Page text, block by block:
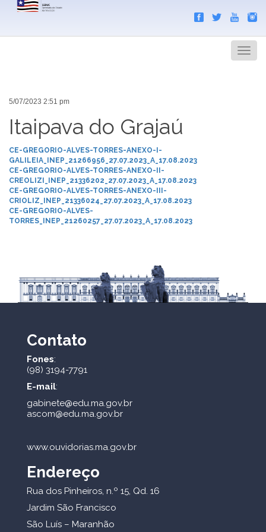
Menu
5/07/2023 2:51 pm
Itaipava do Grajaú
CE-GREGORIO-ALVES-TORRES-ANEXO-I-
GALILEIA_INEP_21266956_27.07.2023_A_17.08.2023
CE-GREGORIO-ALVES-TORRES-ANEXO-II-
CREOLIZI_INEP_21336202_27.07.2023_A_17.08.2023
CE-GREGORIO-ALVES-TORRES-ANEXO-III-
CRIOLIZ_INEP_21336024_27.07.2023_A_17.08.2023
CE-GREGORIO-ALVES-
TORRES_INEP_21260257_27.07.2023_A_17.08.2023
Contato
Fones:
(98) 3194-7791
E-mail:
gabinete@edu.ma.gov.br
ascom@edu.ma.gov.br
www.ouvidorias.ma.gov.br
Endereço
Rua dos Pinheiros, n.º 15, Qd. 16
Jardim São Francisco
São Luís – Maranhão